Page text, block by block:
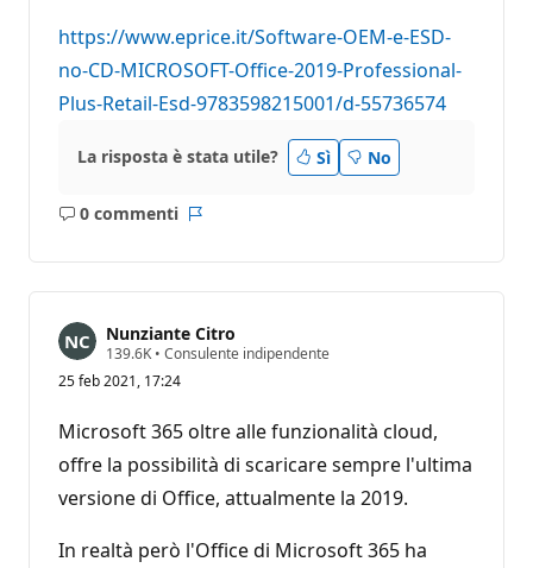
https://www.eprice.it/Software-OEM-e-ESD-
no-CD-MICROSOFT-Office-2019-Professional-
Plus-Retail-Esd-9783598215001/d-55736574
La risposta è stata utile? Sì No
0 commenti
Nessun
Nunziante Citro
139.6K P
n
i
d
i
r
e
t
• Consulente indipendente
25 feb 2021, 17:24
Microsoft 365 oltre alle funzionalità cloud,
offre la possibilità di scaricare sempre l'ultima
versione di Office, attualmente la 2019.
In realtà però l'Office di Microsoft 365 ha